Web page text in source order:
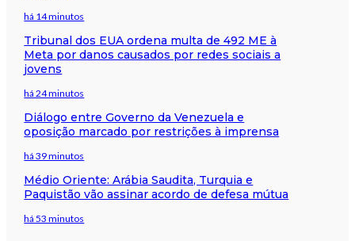
há 14 minutos
Tribunal dos EUA ordena multa de 492 ME à
Meta por danos causados por redes sociais a
jovens
há 24 minutos
Diálogo entre Governo da Venezuela e
oposição marcado por restrições à imprensa
há 39 minutos
Médio Oriente: Arábia Saudita, Turquia e
Paquistão vão assinar acordo de defesa mútua
há 53 minutos